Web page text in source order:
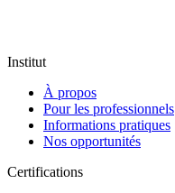
Institut
À propos
Pour les professionnels
Informations pratiques
Nos opportunités
Certifications